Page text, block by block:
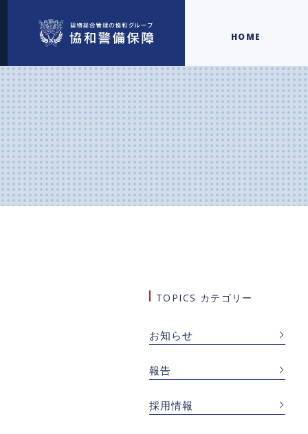
HOME
TOPICS カテゴリー
お知らせ
報告
採用情報